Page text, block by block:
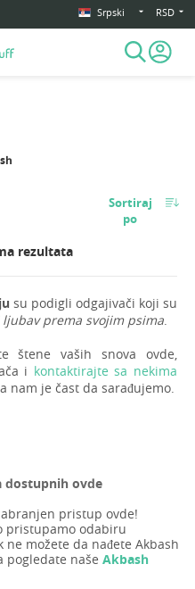
Srpski RSD
Sortiraj
po
rezultata
su podigli odgajivači koji su
prema svojim psima.
štene vaših snova ovde,
i kontaktirajte sa nekima
nam je čast da sarađujemo.
dostupnih ovde
pristup ovde!
pristupamo odabiru
ne možete da nađete Akbash
pogledate naše Akbash